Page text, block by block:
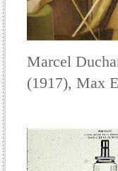
Marcel
(1917), Max